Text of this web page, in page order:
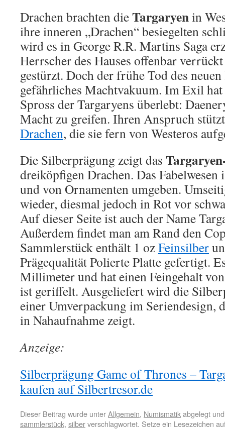
Drachen brachten dieTargaryenin
ihre inneren „Drachen“ besiegelten
wird es in George R.R. Martins Saga
Herrscher des Hauses offenbar
gestürzt. Doch der frühe Tod des
gefährliches Machtvakuum. Im Exil
Spross der Targaryens überlebt:
Macht zu greifen. Ihren Anspruch
Drachen, die sie fern von Westeros
Die Silberprägung zeigt das
dreiköpfigen Drachen. Das
und von Ornamenten umgeben.
wieder, diesmal jedoch in Rot vor
Auf dieser Seite ist auch der Name
Außerdem findet man am Rand den
Sammlerstück enthält 1 ozFeinsilber
Prägequalität Polierte Platte gefertigt.
Millimeter und hat einen Feingehalt
ist geriffelt. Ausgeliefert wird die
einer Umverpackung im Seriendesign,
in Nahaufnahme zeigt.
Anzeige:
Silberprägung Game of Thrones –
kaufen auf Silbertresor.de
Dieser Beitrag wurde unterAllgemein, Numismatikabgelegt
sammlerstück, silberverschlagwortet. Setze ein Lesezeichen